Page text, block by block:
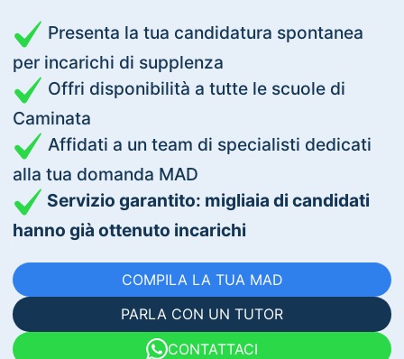
Presenta la tua candidatura spontanea
per incarichi di supplenza
Offri disponibilità a tutte le scuole di
Caminata
Affidati a un team di specialisti dedicati
alla tua domanda MAD
Servizio garantito: migliaia di candidati
hanno già ottenuto incarichi
COMPILA LA TUA MAD
PARLA CON UN TUTOR
CONTATTACI